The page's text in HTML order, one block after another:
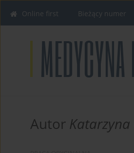
Online first Bieżący numer
Autor